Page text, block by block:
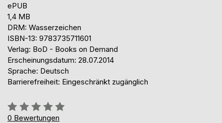
ePUB
1,4 MB
DRM: Wasserzeichen
ISBN-13: 9783735711601
Verlag: BoD - Books on Demand
Erscheinungsdatum: 28.07.2014
Sprache: Deutsch
Barrierefreiheit: Eingeschränkt zugänglich
Bewertung::
0%
0 Bewertungen